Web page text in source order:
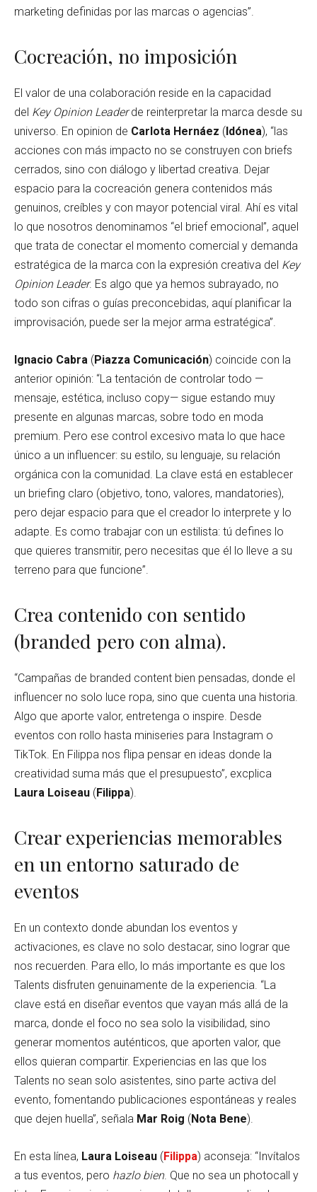
marketing definidas por las marcas o agencias”.
Cocreación, no imposición
El valor de una colaboración reside en la capacidad
del Key Opinion Leaderde reinterpretar la marca desde su
universo. En opinion de Carlota Hernáez (Idónea), “las
acciones con más impacto no se construyen con briefs
cerrados, sino con diálogo y libertad creativa. Dejar
espacio para la cocreación genera contenidos más
genuinos, creíbles y con mayor potencial viral. Ahí es vital
lo que nosotros denominamos “el brief emocional”, aquel
que trata de conectar el momento comercial y demanda
estratégica de la marca con la expresión creativa del Key
Opinion Leader. Es algo que ya hemos subrayado, no
todo son cifras o guías preconcebidas, aquí planificar la
improvisación, puede ser la mejor arma estratégica”.
Ignacio Cabra (Piazza Comunicación) coincide con la
anterior opinión: “La tentación de controlar todo —
mensaje, estética, incluso copy— sigue estando muy
presente en algunas marcas, sobre todo en moda
premium. Pero ese control excesivo mata lo que hace
único a un influencer: su estilo, su lenguaje, su relación
orgánica con la comunidad. La clave está en establecer
un briefing claro (objetivo, tono, valores, mandatories),
pero dejar espacio para que el creador lo interprete y lo
adapte. Es como trabajar con un estilista: tú defines lo
que quieres transmitir, pero necesitas que él lo lleve a su
terreno para que funcione”.
Crea contenido con sentido
(branded pero con alma).
“Campañas de branded content bien pensadas, donde el
influencer no solo luce ropa, sino que cuenta una historia.
Algo que aporte valor, entretenga o inspire. Desde
eventos con rollo hasta miniseries para Instagram o
TikTok. En Filippa nos flipa pensar en ideas donde la
creatividad suma más que el presupuesto”, excplica
Laura Loiseau (Filippa).
Crear experiencias memorables
en un entorno saturado de
eventos
En un contexto donde abundan los eventos y
activaciones, es clave no solo destacar, sino lograr que
nos recuerden. Para ello, lo más importante es que los
Talents disfruten genuinamente de la experiencia. “La
clave está en diseñar eventos que vayan más allá de la
marca, donde el foco no sea solo la visibilidad, sino
generar momentos auténticos, que aporten valor, que
ellos quieran compartir. Experiencias en las que los
Talents no sean solo asistentes, sino parte activa del
evento, fomentando publicaciones espontáneas y reales
que dejen huella”, señala Mar Roig (Nota Bene).
En esta línea, Laura Loiseau (Filippa) aconseja: “Invítalos
a tus eventos, pero hazlo bien. Que no sea un photocall y